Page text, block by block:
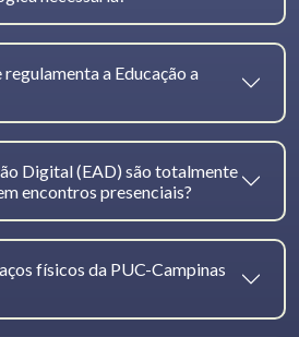
a Educação a
Digital (EAD) são totalmente
encontros presenciais?
físicos da PUC-Campinas